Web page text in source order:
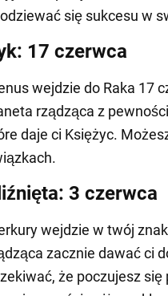
się sukcesu w
17 czerwca
wejdzie do Raka 17
rządząca z
daje ci Księżyc.
3 czerwca
wejdzie w twój
zacznie dawać ci
że poczujesz